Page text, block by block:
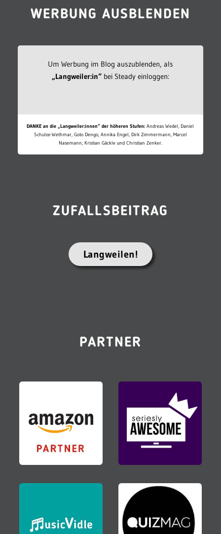
WERBUNG AUSBLENDEN
Um Werbung im Blog auszublenden, als
„Langweiler:in“bei Steady einloggen:
DANKE an die „Langweiler:innen“ der höheren Stufen: Andreas Wedel, Daniel
Schulze-Wethmar, Goto Dengo, Annika Engel, Dirk Zimmermann, Marcel
Nasemann, Kristian Gäckle und Christian Zenker.
ZUFALLSBEITRAG
Langweilen!
PARTNER